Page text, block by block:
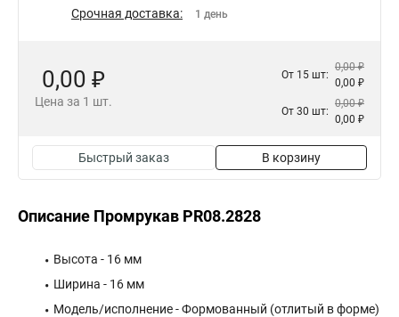
Срочная доставка: 1 день
0,00 ₽
Цена за 1 шт.
От 15 шт:
0,00 ₽
0,00 ₽
От 30 шт:
0,00 ₽
0,00 ₽
Быстрый заказ В корзину
Описание Промрукав PR08.2828
Высота - 16 мм
Ширина - 16 мм
Модель/исполнение - Формованный (отлитый в форме)